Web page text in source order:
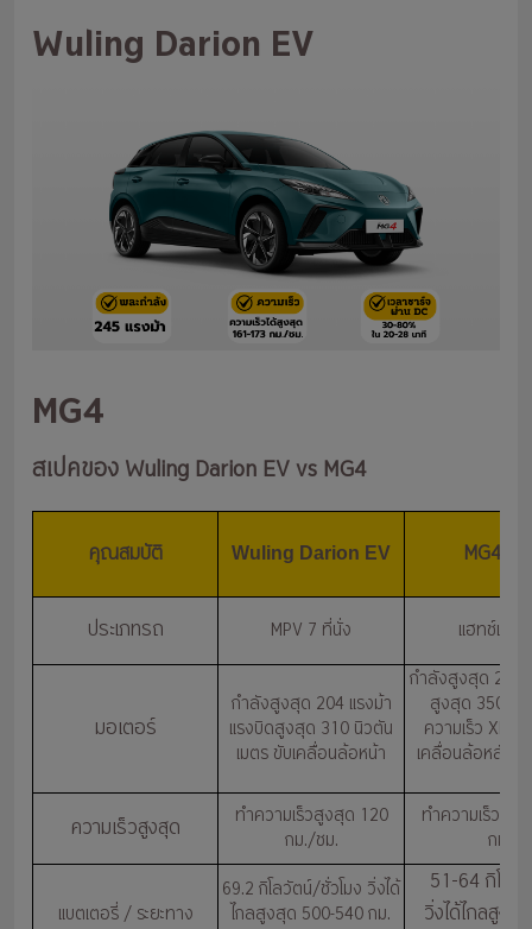
Wuling Darion EV
MG4
สเปคของ Wuling Darion EV vs MG4
คุณสมบัติ Wuling Darion EV MG4
ประเภทรถ MPV 7 ที่นั่ง แฮทช์แบ็ค
มอเตอร์
กำลังสูงสุด 204 แรงม้า
แรงบิดสูงสุด 310 นิวตัน
เมตร ขับเคลื่อนล้อหน้า
กำลังสูงสุด 245
สูงสุด 350 นิว
ความเร็ว
เคลื่อนล้อหลังแ
ความเร็วสูงสุด
ทำความเร็วสูงสุด 120
กม./ชม.
ทำความเร็วสูง
กม./ช
แบตเตอรี่ / ระยะทาง
69.2 กิโลวัตน์/ชั่วโมง วิ่งได้
ไกลสูงสุด 500-540 กม.
51-64 กิโลวั
วิ่งได้ไกลสูง